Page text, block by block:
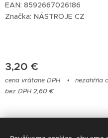
EAN: 8592667026186
Značka: NÁSTROJE CZ
3,20 €
cena vrátane DPH
nezahŕňa
bez DPH 2,60 €